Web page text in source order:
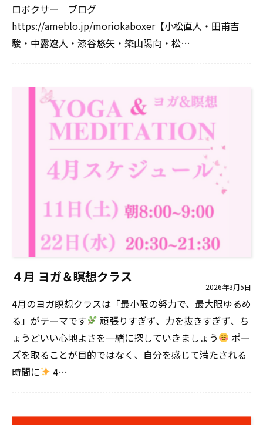
ロボクサー ブログ
https://ameblo.jp/moriokaboxer【小松直人・田甫吉
駿・中露遼人・漆谷悠矢・築山陽向・松…
４月 ヨガ＆瞑想クラス
2026年3月5日
4月のヨガ瞑想クラスは「最小限の努力で、最大限ゆるめ
る」がテーマです
頑張りすぎず、力を抜きすぎず、ち
ょうどいい心地よさを一緒に探していきましょう
ポー
ズを取ることが目的ではなく、自分を感じて満たされる
時間に
4…